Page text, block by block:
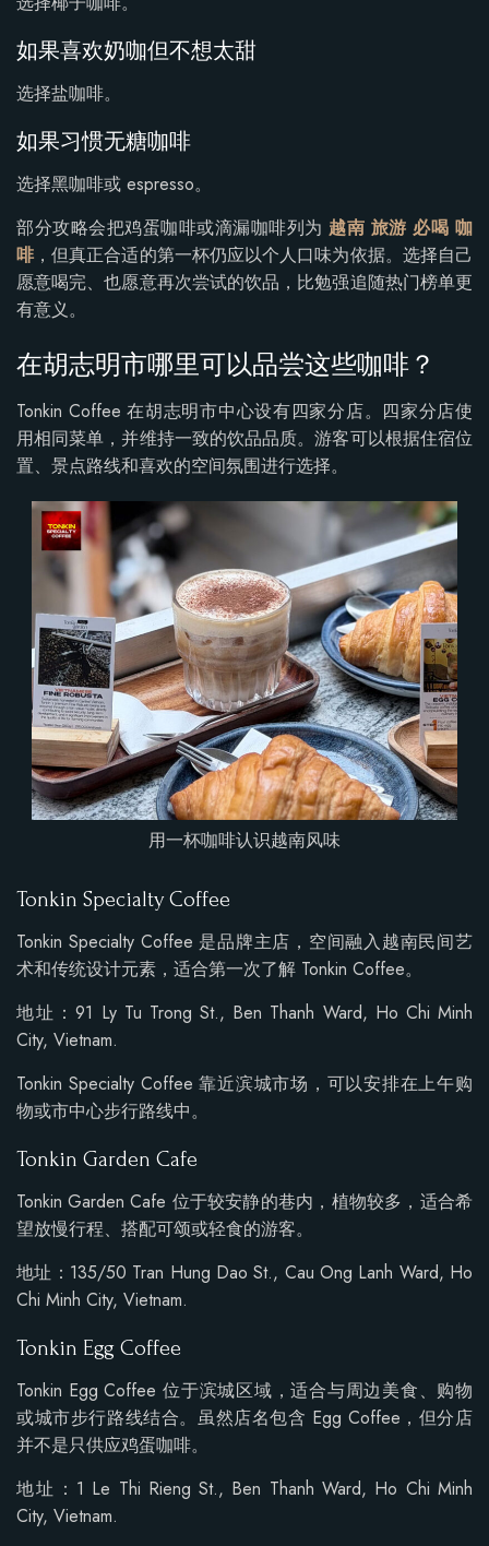
如果喜欢奶咖但不想太甜
选择盐咖啡。
如果习惯无糖咖啡
选择黑咖啡或 espresso。
部分攻略会把鸡蛋咖啡或滴漏咖啡列为 越南 旅游 必喝 咖
啡 ，但真正合适的第一杯仍应以个人口味为依据。选择自己
愿意喝完、也愿意再次尝试的饮品，比勉强追随热门榜单更
有意义。
在胡志明市哪里可以品尝这些咖啡？
Tonkin Coffee 在胡志明市中心设有四家分店。四家分店使
用相同菜单，并维持一致的饮品品质。游客可以根据住宿位
置、景点路线和喜欢的空间氛围进行选择。
用一杯咖啡认识越南风味
Tonkin Specialty Coffee
Tonkin Specialty Coffee 是品牌主店，空间融入越南民间艺
术和传统设计元素，适合第一次了解 Tonkin Coffee。
地址：91 Ly Tu Trong St., Ben Thanh Ward, Ho Chi Minh
City, Vietnam.
Tonkin Specialty Coffee 靠近滨城市场，可以安排在上午购
物或市中心步行路线中。
Tonkin Garden Cafe
Tonkin Garden Cafe 位于较安静的巷内，植物较多，适合希
望放慢行程、搭配可颂或轻食的游客。
地址：135/50 Tran Hung Dao St., Cau Ong Lanh Ward, Ho
Chi Minh City, Vietnam.
Tonkin Egg Coffee
Tonkin Egg Coffee 位于滨城区域，适合与周边美食、购物
或城市步行路线结合。虽然店名包含 Egg Coffee，但分店
并不是只供应鸡蛋咖啡。
地址：1 Le Thi Rieng St., Ben Thanh Ward, Ho Chi Minh
City, Vietnam.